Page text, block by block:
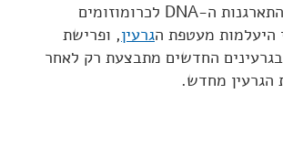
: התארגנות ה-DNA לכרומוזומים
היעלמות מעטפת הגרעין, ופרישת
בגרעינים החדשים מתבצעת רק לאחר
הגרעין מחדש.